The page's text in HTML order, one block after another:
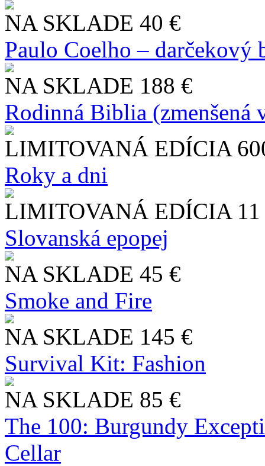
NA SKLADE 40 €
Paulo Coelho – darčekový
NA SKLADE 188 €
Rodinná Biblia (zmenšená
LIMITOVANÁ EDÍCIA
Roky a dni
LIMITOVANÁ EDÍCIA
Slo​vanská epopej
NA SKLADE 45 €
Smoke and Fire
NA SKLADE 145 €
Survival Kit: Fashion
NA SKLADE 85 €
The 100: Burgundy
Cellar